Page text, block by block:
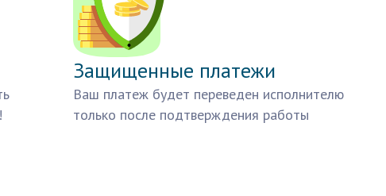
Защищенные платежи
Ваш платеж будет переведен исполнителю
только после подтверждения работы